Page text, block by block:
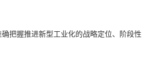
把握推进新型工业化的战略定位、阶段性